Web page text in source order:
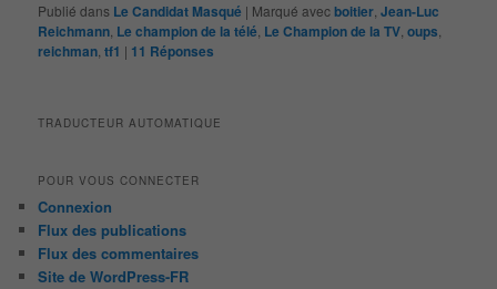
Publié dans Le Candidat Masqué | Marqué avecboitier,Jean-Luc
Reichmann, Le champion de la télé, Le Champion de la TV,oups,
reichman,tf1 | 11 Réponses
TRADUCTEUR AUTOMATIQUE
POUR VOUS CONNECTER
Connexion
Flux des publications
Flux des commentaires
Site de WordPress-FR